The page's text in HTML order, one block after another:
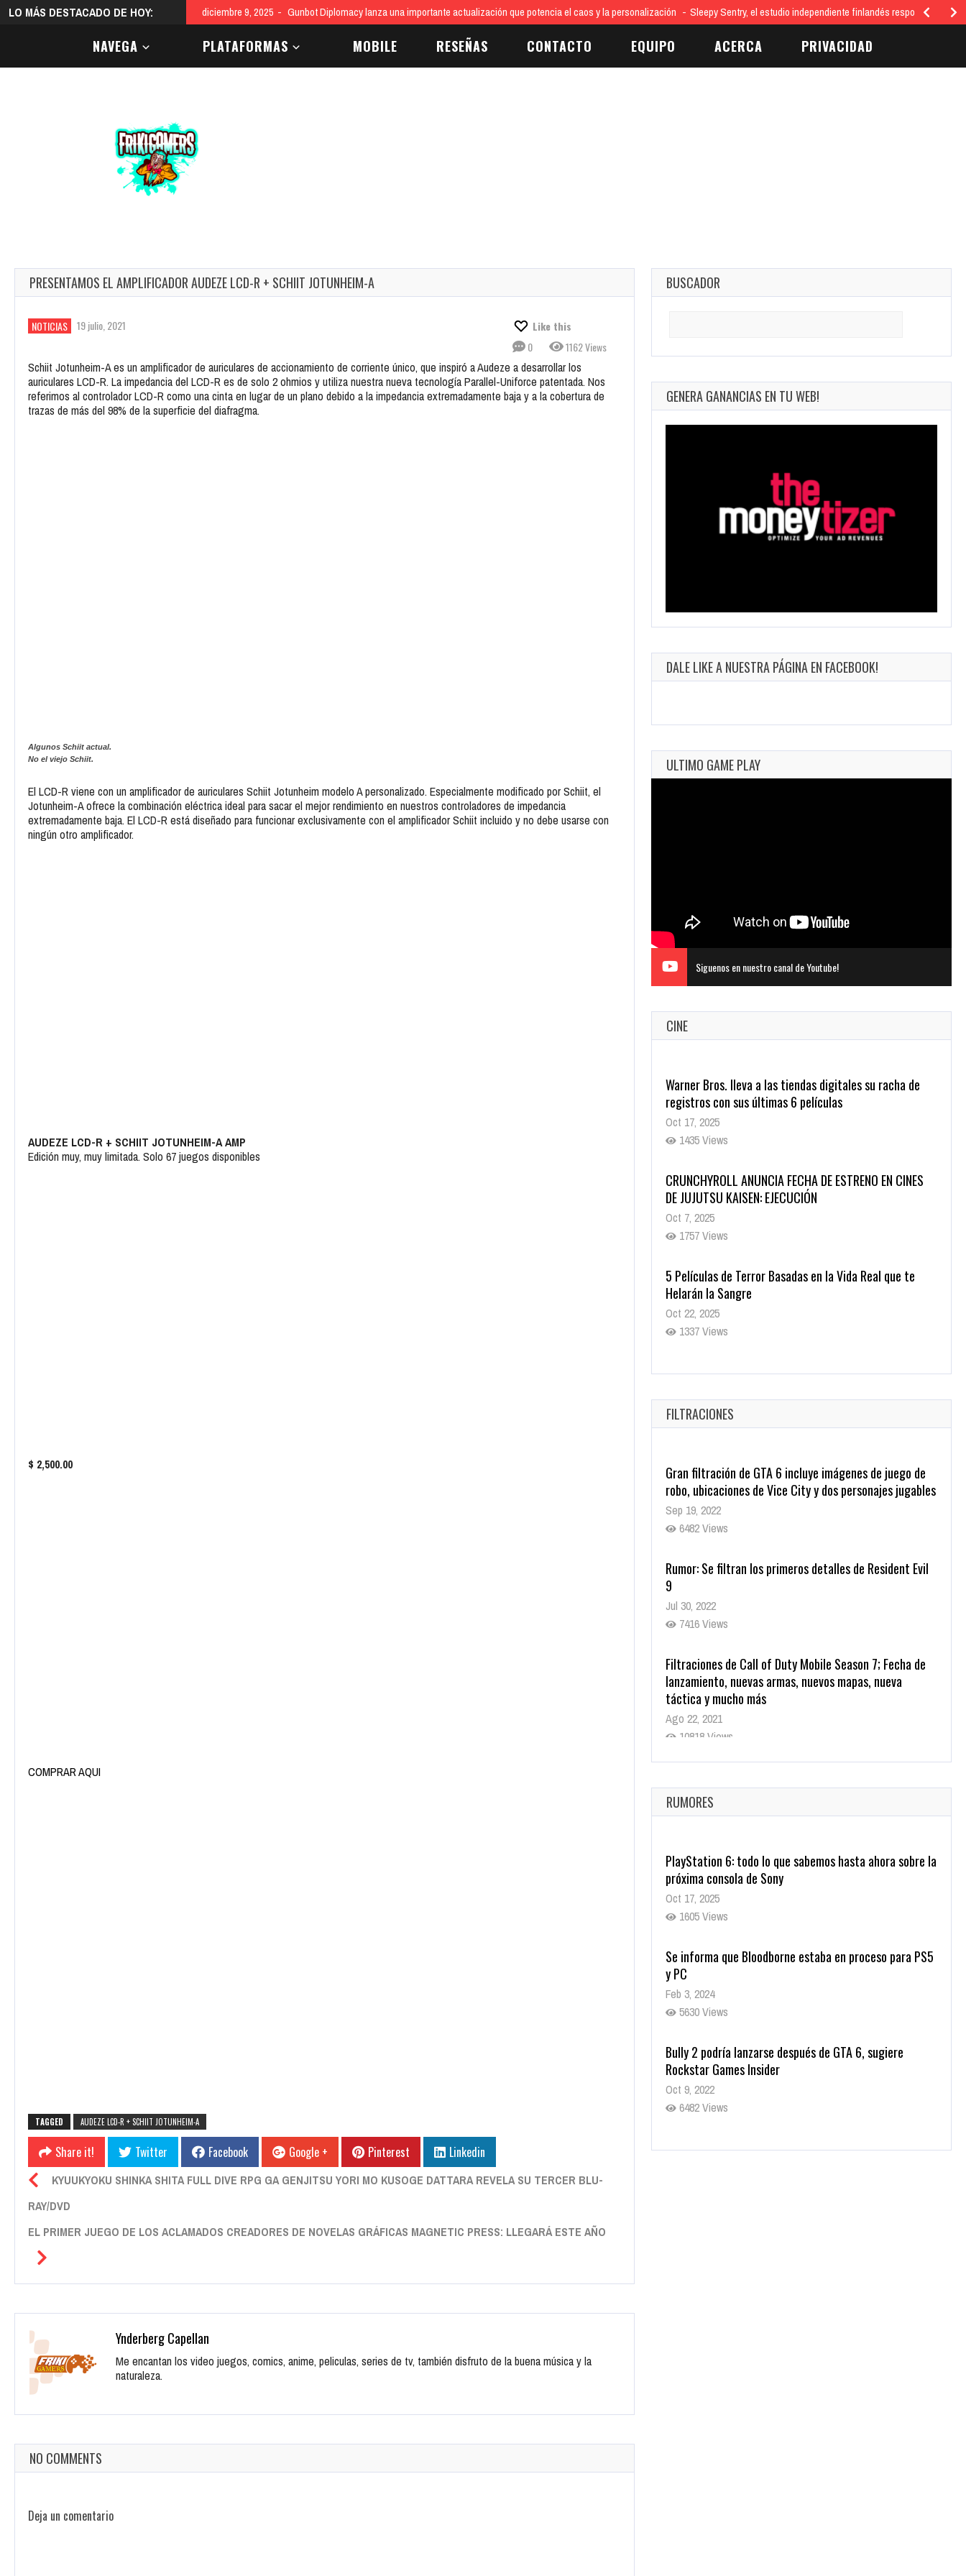
LO MÁS DESTACADO DE HOY: diciembre 9, 2025 Gunbot Diplomacy lanza una importante actualización que potencia el caos y la personalización Sleepy Sentry, el estudio independiente finlandés responsable del
NAVEGA PLATAFORMAS MOBILE RESEÑAS CONTACTO EQUIPO ACERCA PRIVACIDAD
PRESENTAMOS EL AMPLIFICADOR AUDEZE LCD-R + SCHIIT JOTUNHEIM-A
NOTICIAS 19 julio, 2021
Like this
0
1162 Views
Schiit Jotunheim-A es un amplificador de auriculares de accionamiento de corriente único, que inspiró a Audeze a desarrollar los
auriculares LCD-R. La impedancia del LCD-R es de solo 2 ohmios y utiliza nuestra nueva tecnología Parallel-Uniforce patentada. Nos
referimos al controlador LCD-R como una cinta en lugar de un plano debido a la impedancia extremadamente baja y a la cobertura de
trazas de más del 98% de la superficie del diafragma.
Algunos Schiit actual.
No el viejo Schiit.
El LCD-R viene con un amplificador de auriculares Schiit Jotunheim modelo A personalizado. Especialmente modificado por Schiit, el
Jotunheim-A ofrece la combinación eléctrica ideal para sacar el mejor rendimiento en nuestros controladores de impedancia
extremadamente baja. El LCD-R está diseñado para funcionar exclusivamente con el amplificador Schiit incluido y no debe usarse con
ningún otro amplificador.
AUDEZE LCD-R + SCHIIT JOTUNHEIM-A AMP
Edición muy, muy limitada. Solo 67 juegos disponibles
$ 2,500.00
COMPRAR AQUI
TAGGED AUDEZE LCD-R + SCHIIT JOTUNHEIM-A
Share it! Twitter Facebook Google + Pinterest Linkedin
KYUUKYOKU SHINKA SHITA FULL DIVE RPG GA GENJITSU YORI MO KUSOGE DATTARA REVELA SU TERCER BLU-
RAY/DVD
EL PRIMER JUEGO DE LOS ACLAMADOS CREADORES DE NOVELAS GRÁFICAS MAGNETIC PRESS: LLEGARÁ ESTE AÑO
Ynderberg Capellan
Me encantan los video juegos, comics, anime, peliculas, series de tv, también disfruto de la buena música y la
naturaleza.
NO COMMENTS
Deja un comentario
BUSCADOR
GENERA GANANCIAS EN TU WEB!
DALE LIKE A NUESTRA PÁGINA EN FACEBOOK!
ULTIMO GAME PLAY
Siguenos en nuestro canal de Youtube!
CINE
Warner Bros. lleva a las tiendas digitales su racha de
registros con sus últimas 6 películas
Oct 17, 2025
1435 Views
CRUNCHYROLL ANUNCIA FECHA DE ESTRENO EN CINES
DE JUJUTSU KAISEN: EJECUCIÓN
Oct 7, 2025
1757 Views
5 Películas de Terror Basadas en la Vida Real que te
Helarán la Sangre
Oct 22, 2025
1337 Views
Revive el terror: El conjuro 4: Últimos ritos ya está
Oct 20, 2025
1379 Views
FILTRACIONES
Gran filtración de GTA 6 incluye imágenes de juego de
robo, ubicaciones de Vice City y dos personajes jugables
Sep 19, 2022
6482 Views
Rumor: Se filtran los primeros detalles de Resident Evil
9
Jul 30, 2022
7416 Views
Filtraciones de Call of Duty Mobile Season 7; Fecha de
lanzamiento, nuevas armas, nuevos mapas, nueva
táctica y mucho más
Ago 22, 2021
10818 Views
La configuración de Call of Duty 2021 aparentemente
Ago 8, 2021
10003 Views
RUMORES
PlayStation 6: todo lo que sabemos hasta ahora sobre la
próxima consola de Sony
Oct 17, 2025
1605 Views
Se informa que Bloodborne estaba en proceso para PS5
y PC
Feb 3, 2024
5630 Views
Bully 2 podría lanzarse después de GTA 6, sugiere
Rockstar Games Insider
Oct 9, 2022
6482 Views
Rumor: Se filtran los primeros detalles de Resident Evil